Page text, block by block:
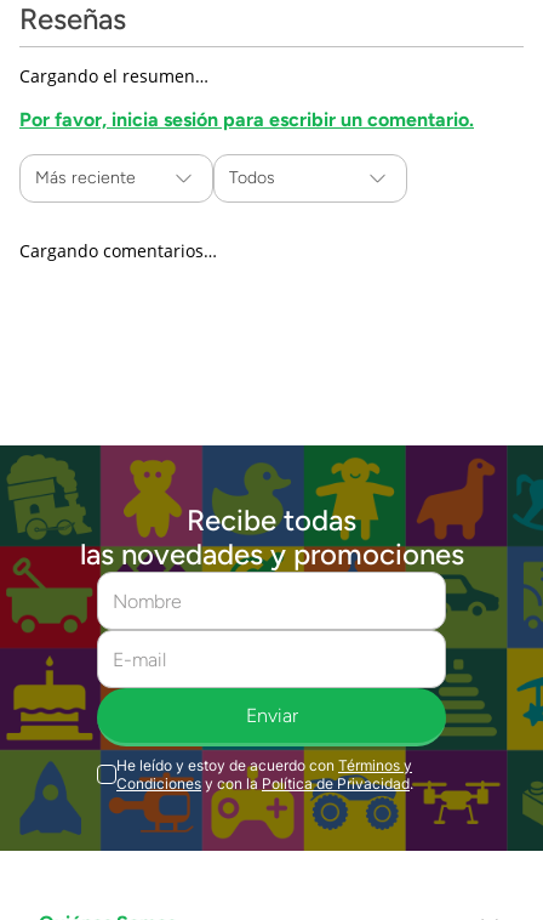
Reseñas
Cargando el resumen…
Por favor, inicia sesión para escribir un comentario.
Más reciente Todos
Cargando comentarios…
Recibe todas
las novedades y promociones
Enviar
He leído y estoy de acuerdo con Términos y
Condiciones y con la Política de Privacidad.